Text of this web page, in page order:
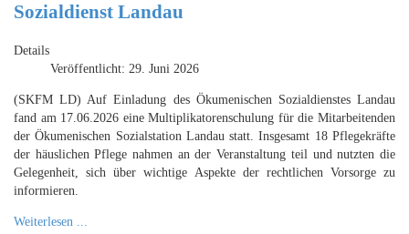
Sozialdienst Landau
Details
Veröffentlicht: 29. Juni 2026
(SKFM LD) Auf Einladung des Ökumenischen Sozialdienstes Landau
fand am 17.06.2026 eine Multiplikatorenschulung für die Mitarbeitenden
der Ökumenischen Sozialstation Landau statt. Insgesamt 18 Pflegekräfte
der häuslichen Pflege nahmen an der Veranstaltung teil und nutzten die
Gelegenheit, sich über wichtige Aspekte der rechtlichen Vorsorge zu
informieren.
Weiterlesen ...